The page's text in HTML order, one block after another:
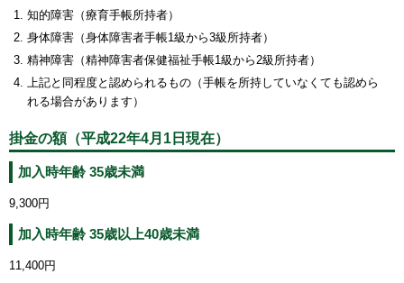
知的障害（療育手帳所持者）
身体障害（身体障害者手帳1級から3級所持者）
精神障害（精神障害者保健福祉手帳1級から2級所持者）
上記と同程度と認められるもの（手帳を所持していなくても認めら
れる場合があります）
掛金の額（平成22年4月1日現在）
加入時年齢 35歳未満
9,300円
加入時年齢 35歳以上40歳未満
11,400円